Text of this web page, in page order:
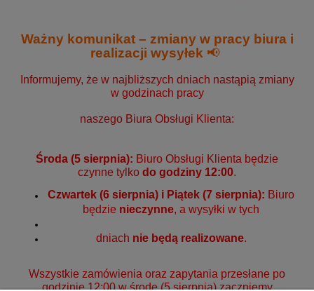
Ważny komunikat – zmiany w pracy biura i
realizacji wysyłek 📢
Informujemy, że w najbliższych dniach nastąpią zmiany
w godzinach pracy
naszego Biura Obsługi Klienta:
Środa (5 sierpnia): Biuro Obsługi Klienta będzie
czynne tylko do godziny 12:00.
Czwartek (6 sierpnia) i Piątek (7 sierpnia): Biuro
będzie nieczynne, a wysyłki w tych
dniach nie będą realizowane.
Wszystkie zamówienia oraz zapytania przesłane po
godzinie 12:00 w środę (5 sierpnia) zaczniemy